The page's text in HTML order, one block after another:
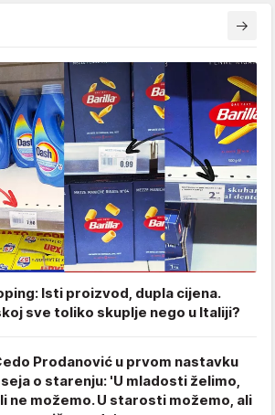
Isti proizvod, dupla cijena.
sve toliko skuplje nego u Italiji?
Prodanović u prvom nastavku
o starenju: 'U mladosti želimo,
ne možemo. U starosti možemo, ali